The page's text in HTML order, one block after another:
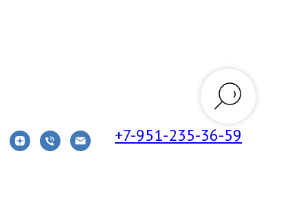
+7-951-235-36-59